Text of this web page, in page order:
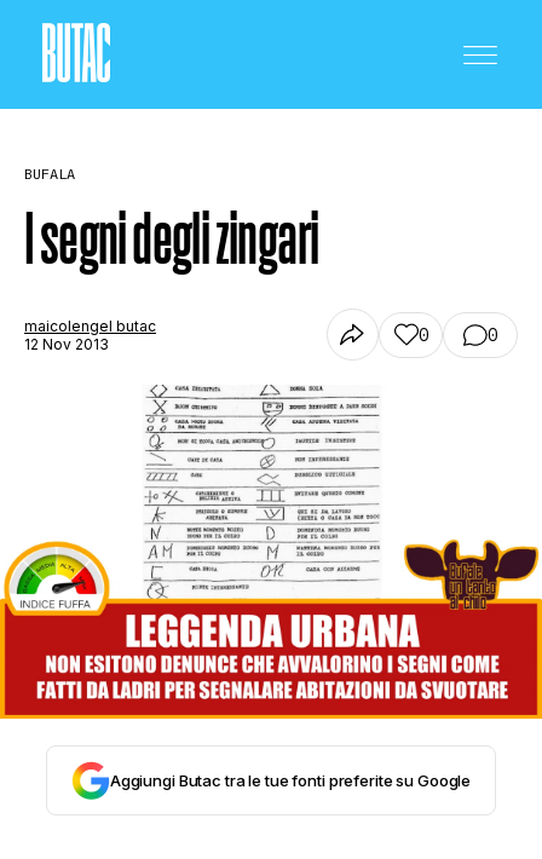
SCIENZA E TECNOLOGIA
SALUTE E MEDICINA
STORIA E CITAZIONI
INTRATTENIMENTO
COMPLOTTI, LEGGENDE URBANE ED
BUFALA
I segni degli zingari
maicolengel butac
12 Nov 2013
0 0
Aggiungi Butac tra le tue fonti preferite su Google